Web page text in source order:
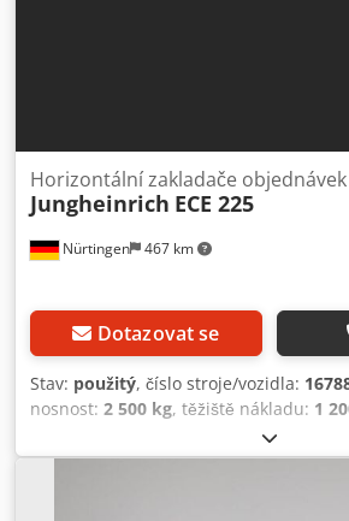
Nürtingen 467 km
Horizontální zakladače objednávek
Jungheinrich ECE 225
Dotazovat se
Stav: použitý, číslo stroje/vozidla:
nosnost: 2 500 kg, těžiště nákladu: 1
, stavební
napětí baterie:24 V, délka vidlic:2 400
, 5050469 Csdpex